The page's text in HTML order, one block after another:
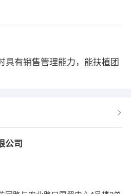
具有销售管理能力，能扶植团
公司